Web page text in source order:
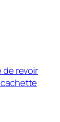
de revoir